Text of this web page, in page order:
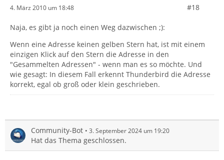
4. März 2010 um 18:48 #18
Naja, es gibt ja noch einen Weg dazwischen ;):
Wenn eine Adresse keinen gelben Stern hat, ist mit einem
einzigen Klick auf den Stern die Adresse in den
"Gesammelten Adressen" - wenn man es so möchte. Und
wie gesagt: In diesem Fall erkennt Thunderbird die Adresse
korrekt, egal ob groß oder klein geschrieben.
Community-Bot 3. September 2024 um 19:20
Hat das Thema geschlossen.